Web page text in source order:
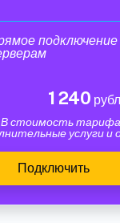
подключение
1 240
В стоимость тарифа
услуги и
Подключить